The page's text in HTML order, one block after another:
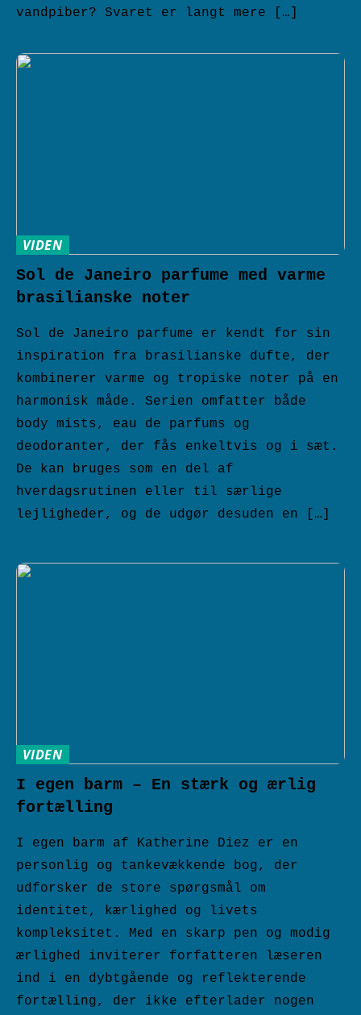
vandpiber? Svaret er langt mere […]
VIDEN
Sol de Janeiro parfume med varme
brasilianske noter
Sol de Janeiro parfume er kendt for sin
inspiration fra brasilianske dufte, der
kombinerer varme og tropiske noter på en
harmonisk måde. Serien omfatter både
body mists, eau de parfums og
deodoranter, der fås enkeltvis og i sæt.
De kan bruges som en del af
hverdagsrutinen eller til særlige
lejligheder, og de udgør desuden en […]
VIDEN
I egen barm – En stærk og ærlig
fortælling
I egen barm af Katherine Diez er en
personlig og tankevækkende bog, der
udforsker de store spørgsmål om
identitet, kærlighed og livets
kompleksitet. Med en skarp pen og modig
ærlighed inviterer forfatteren læseren
ind i en dybtgående og reflekterende
fortælling, der ikke efterlader nogen